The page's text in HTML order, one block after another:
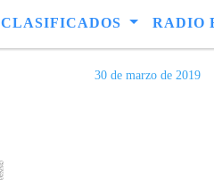
CLASIFICADOS RADIO
30 de marzo de 2019